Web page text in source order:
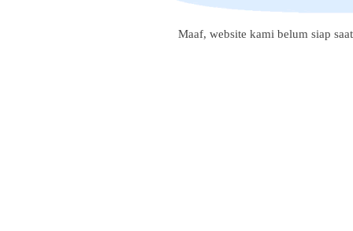
Maaf, website kami belum siap